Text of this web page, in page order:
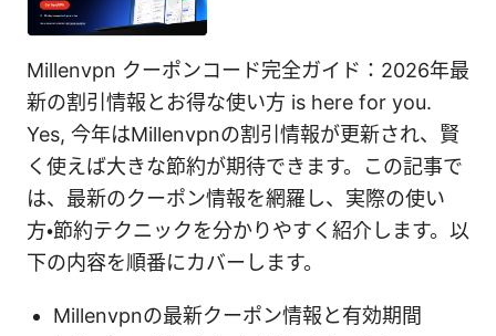
Millenvpn クーポンコード完全ガイド：2026年最
新の割引情報とお得な使い方 is here for you.
Yes, 今年はMillenvpnの割引情報が更新され、賢
く使えば大きな節約が期待できます。この記事で
は、最新のクーポン情報を網羅し、実際の使い
方・節約テクニックを分かりやすく紹介します。以
下の内容を順番にカバーします。
Millenvpnの最新クーポン情報と有効期間